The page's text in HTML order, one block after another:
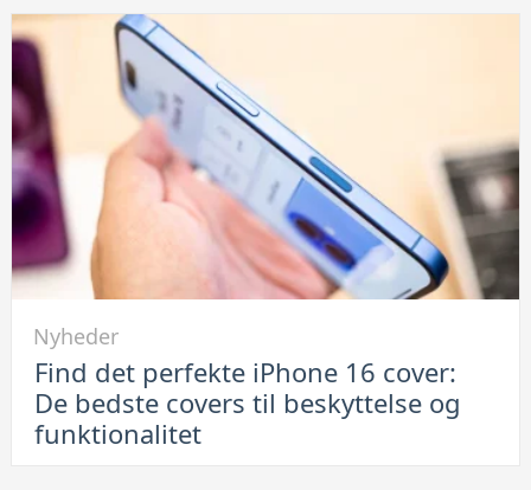
Hvorfor
leje
af
container
er
en
smart
løsning
Find
det
perfekte
Nyheder
Find det perfekte iPhone 16 cover:
De bedste covers til beskyttelse og
funktionalitet